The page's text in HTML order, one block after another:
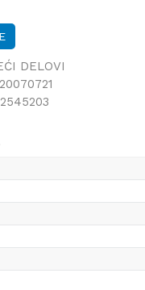
DELOVI
20070721